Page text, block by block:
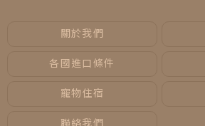
關於我們
各國進口條件
寵物住宿